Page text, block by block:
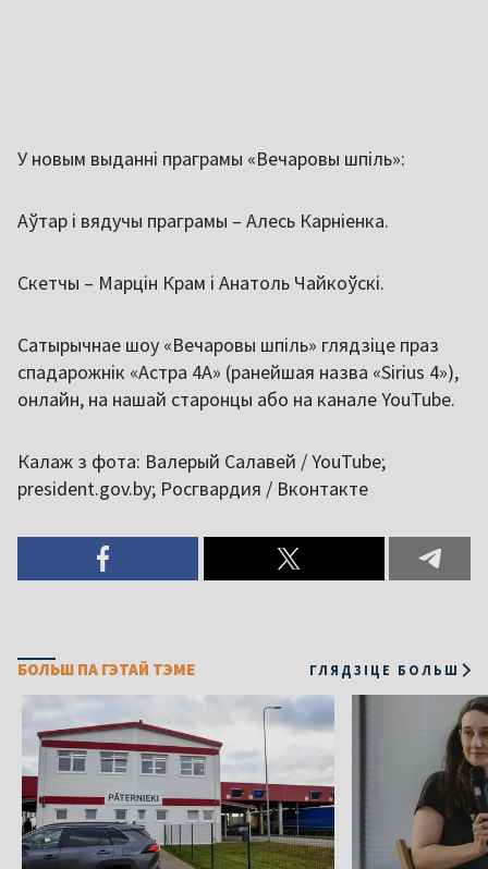
У новым выданні праграмы «Вечаровы шпіль»:
Аўтар і вядучы праграмы – Алесь Карніенка.
Скетчы – Марцін Крам і Анатоль Чайкоўскі.
Сатырычнае шоу «Вечаровы шпіль» глядзіце праз
спадарожнік «Астра 4A» (ранейшая назва «Sirius 4»),
онлайн, на нашай старонцы або на канале YouTube.
Калаж з фота: Валерый Салавей / YouTube;
president.gov.by; Росгвардия / Вконтакте
БОЛЬШ ПА ГЭТАЙ ТЭМЕ ГЛЯДЗІЦЕ БОЛЬШ